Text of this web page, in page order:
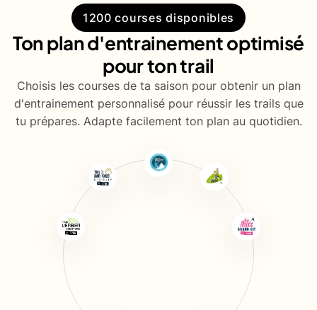
1200 courses disponibles
Ton plan d'entrainement optimisé
pour ton trail
Choisis les courses de ta saison pour obtenir un plan
d'entrainement personnalisé pour réussir les trails que
tu prépares. Adapte facilement ton plan au quotidien.